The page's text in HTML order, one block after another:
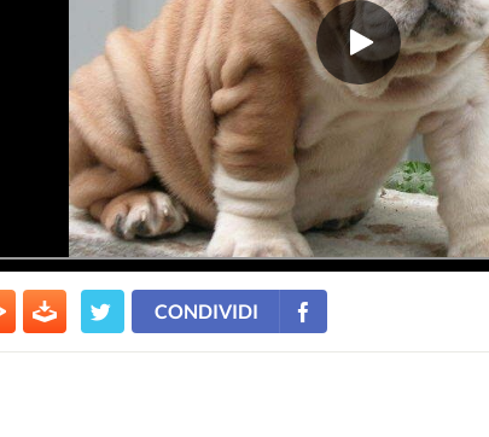
CONDIVIDI